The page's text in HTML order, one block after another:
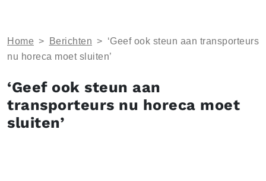
Home > Berichten > ‘Geef ook steun aan transporteurs
nu horeca moet sluiten’
‘Geef ook steun aan
transporteurs nu horeca moet
sluiten’